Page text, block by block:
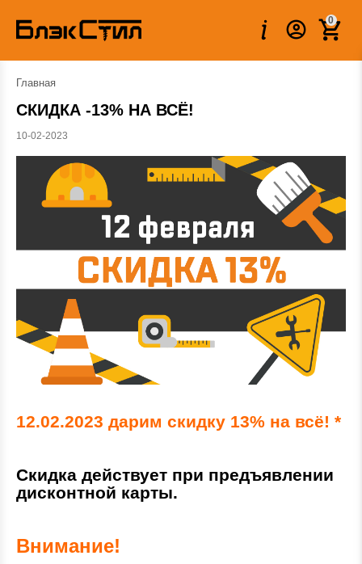
0
Главная
СКИДКА -13% НА ВСЁ!
10-02-2023
12.02.2023 дарим скидку 13% на всё! *
Скидка действует при предъявлении
дисконтной карты.
Внимание!